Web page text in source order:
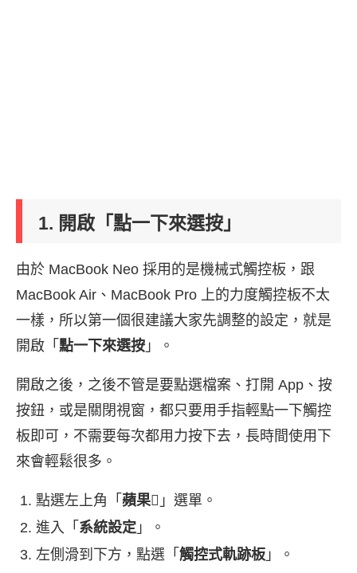
1. 開啟「點一下來選按」
由於 MacBook Neo 採用的是機械式觸控板，跟
MacBook Air、MacBook Pro 上的力度觸控板不太
一樣，所以第一個很建議大家先調整的設定，就是
開啟「 點一下來選按 」。
開啟之後，之後不管是要點選檔案、打開 App、按
按鈕，或是關閉視窗，都只要用手指輕點一下觸控
板即可，不需要每次都用力按下去，長時間使用下
來會輕鬆很多。
點選左上角「 蘋果」選單。
進入「 系統設定 」。
左側滑到下方，點選「 觸控式軌跡板 」。